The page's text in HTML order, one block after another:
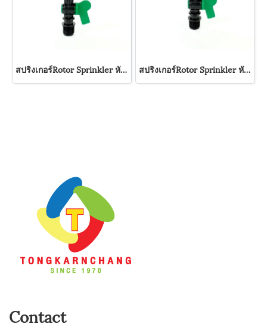
สปริงเกอร์Rotor Sprinkler หัวสปริงเกลอร์ใบพัดสแตนเลส พร้อมวาล์ว รุ่น SMV-6 Super Products สปริงเกอร์Rotor Sprinkler หัวสปริงเกลอร์ พร้อมวาล์ว รุ่น SMV-2 Super Products
Contact